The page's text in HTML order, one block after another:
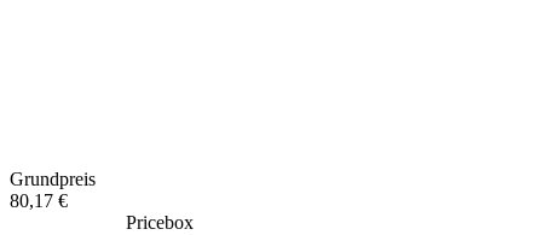
Grundpreis
80,17 €
Pricebox